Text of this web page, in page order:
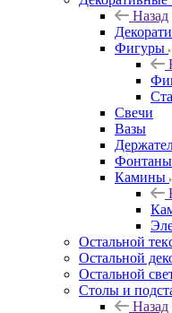
Назад
Фигуры
Свечи
Вазы
Фонтаны
Камины
Остальной
Остальной
Остальной
Столы и
Назад